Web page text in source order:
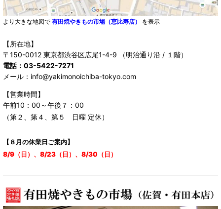
より大きな地図で 有田焼やきもの市場（恵比寿店） を表示
【所在地】
〒150-0012 東京都渋谷区広尾1-4-9 （明治通り沿 / １階）
電話：03-5422-7271
メール：info@yakimonoichiba-tokyo.com
【営業時間】
午前10：00～午後７：00
（第２、第４、第５ 日曜 定休）
【８月の休業日ご案内】
8/9（日）、8/23（日）、8/30（日）